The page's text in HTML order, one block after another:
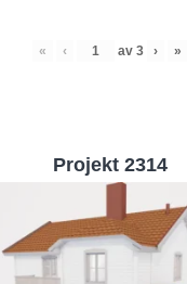
« ‹ av 3 › »
Projekt 2314